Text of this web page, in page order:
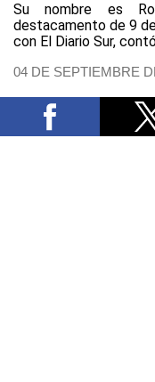
Su nombre es
destacamento de 9
con El Diario Sur,
04 DE SEPTIEMBRE